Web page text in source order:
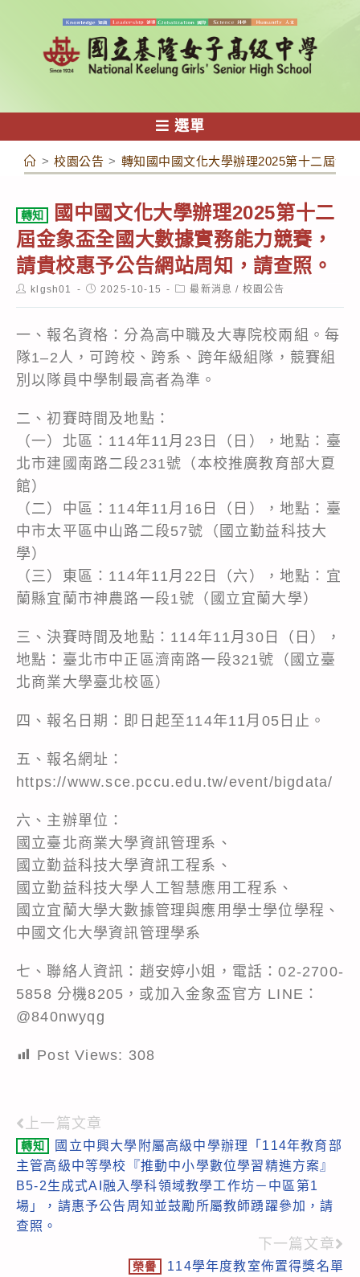
容
選單
> 校園公告 > 轉知國中國文化大學辦理2025第十二屆金
轉知
國中國文化大學辦理2025第十二
屆金象盃全國大數據實務能力競賽，
請貴校惠予公告網站周知，請查照。
Postklgsh01
Post2025-10-15
Post最新消息 / 校園公告
一、報名資格：分為高中職及大專院校兩組。每
隊1–2人，可跨校、跨系、跨年級組隊，競賽組
別以隊員中學制最高者為準。
二、初賽時間及地點：
（一）北區：114年11月23日（日），地點：臺
北市建國南路二段231號（本校推廣教育部大夏
館）
（二）中區：114年11月16日（日），地點：臺
中市太平區中山路二段57號（國立勤益科技大
學）
（三）東區：114年11月22日（六），地點：宜
蘭縣宜蘭市神農路一段1號（國立宜蘭大學）
三、決賽時間及地點：114年11月30日（日），
地點：臺北市中正區濟南路一段321號（國立臺
北商業大學臺北校區）
四、報名日期：即日起至114年11月05日止。
五、報名網址：
https://www.sce.pccu.edu.tw/event/bigdata/
六、主辦單位：
國立臺北商業大學資訊管理系、
國立勤益科技大學資訊工程系、
國立勤益科技大學人工智慧應用工程系、
國立宜蘭大學大數據管理與應用學士學位學程、
中國文化大學資訊管理學系
七、聯絡人資訊：趙安婷小姐，電話：02-2700-
5858 分機8205，或加入金象盃官方 LINE：
@840nwyqg
Post Views: 308
Read
more
articles
上一篇文章
轉知
國立中興大學附屬高級中學辦理「114年教育部
主管高級中等學校『推動中小學數位學習精進方案』
B5-2生成式AI融入學科領域教學工作坊－中區第1
場」，請惠予公告周知並鼓勵所屬教師踴躍參加，請
查照。
下一篇文章
榮譽 114學年度教室佈置得獎名單